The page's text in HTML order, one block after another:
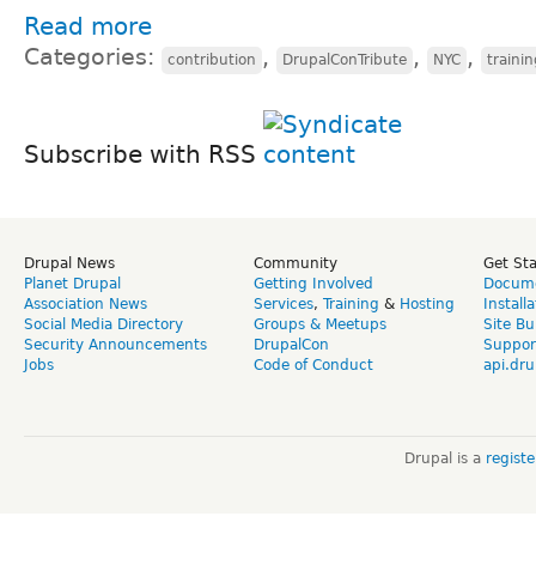
Read more
Categories: contribution , DrupalConTribute , NYC ,
Subscribe with RSS
Drupal News
Planet Drupal
Association News
Social Media Directory
Security Announcements
Jobs
Community
Getting Involved
Services, Training & Hosting
Groups & Meetups
DrupalCon
Code of Conduct
Get
Site
Drupal is a